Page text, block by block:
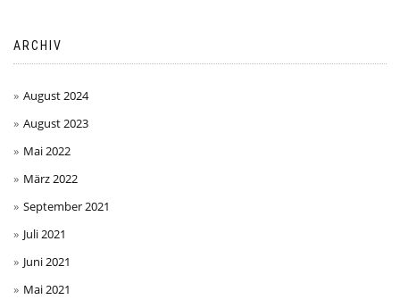
ARCHIV
August 2024
August 2023
Mai 2022
März 2022
September 2021
Juli 2021
Juni 2021
Mai 2021